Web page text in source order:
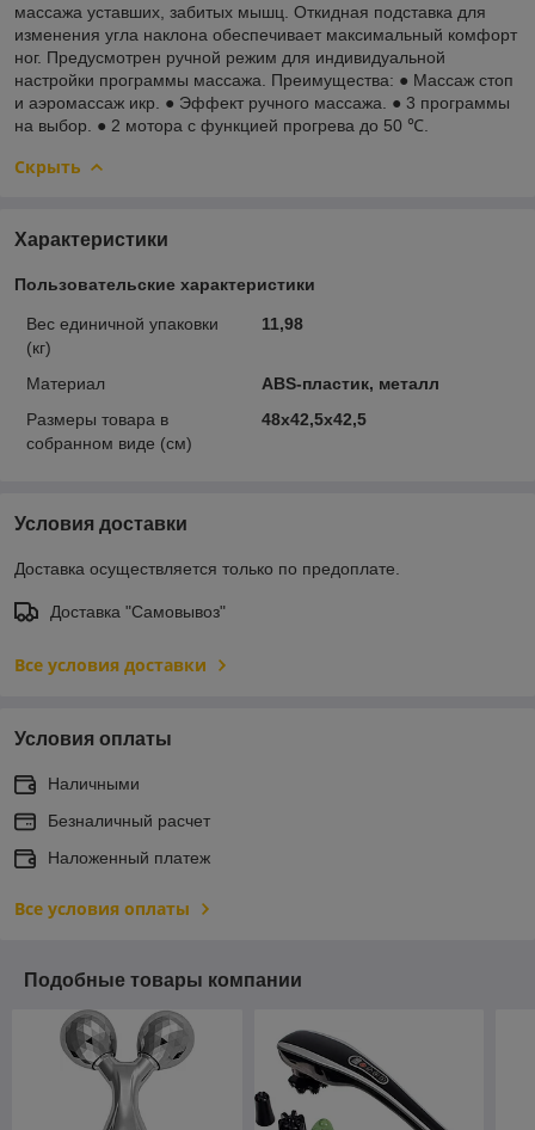
массажа уставших, забитых мышц. Откидная подставка для
изменения угла наклона обеспечивает максимальный комфорт
ног. Предусмотрен ручной режим для индивидуальной
настройки программы массажа. Преимущества: ● Массаж стоп
и аэромассаж икр. ● Эффект ручного массажа. ● 3 программы
на выбор. ● 2 мотора с функцией прогрева до 50 ℃.
Скрыть
Характеристики
Пользовательские характеристики
Вес единичной упаковки
(кг)
11,98
Материал
ABS-пластик, металл
Размеры товара в
собранном виде (см)
48х42,5х42,5
Условия доставки
Доставка осуществляется только по предоплате.
Доставка "Самовывоз"
Все условия доставки
Условия оплаты
Наличными
Безналичный расчет
Наложенный платеж
Все условия оплаты
Подобные товары компании